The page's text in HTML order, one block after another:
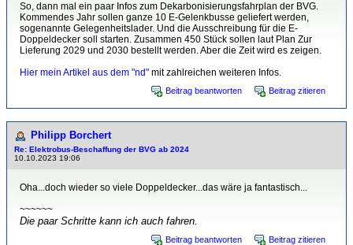
So, dann mal ein paar Infos zum Dekarbonisierungsfahrplan der BVG.
Kommendes Jahr sollen ganze 10 E-Gelenkbusse geliefert werden,
sogenannte Gelegenheitslader. Und die Ausschreibung für die E-
Doppeldecker soll starten. Zusammen 450 Stück sollen laut Plan Zur
Lieferung 2029 und 2030 bestellt werden. Aber die Zeit wird es zeigen.
Hier mein Artikel aus dem "nd" mit zahlreichen weiteren Infos.
Beitrag beantworten Beitrag zitieren
Philipp Borchert
Re: Elektrobus-Beschaffung der BVG ab 2024
10.10.2023 19:06
Oha...doch wieder so viele Doppeldecker...das wäre ja fantastisch...
~~~~~~
Die paar Schritte kann ich auch fahren.
Beitrag beantworten Beitrag zitieren